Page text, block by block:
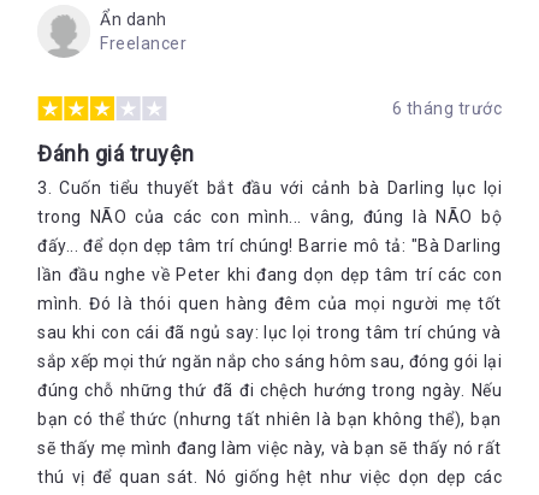
Ẩn danh
Freelancer
6 tháng trước
Đánh giá truyện
3. Cuốn tiểu thuyết bắt đầu với cảnh bà Darling lục lọi
trong NÃO của các con mình... vâng, đúng là NÃO bộ
đấy... để dọn dẹp tâm trí chúng! Barrie mô tả: "Bà Darling
lần đầu nghe về Peter khi đang dọn dẹp tâm trí các con
mình. Đó là thói quen hàng đêm của mọi người mẹ tốt
sau khi con cái đã ngủ say: lục lọi trong tâm trí chúng và
sắp xếp mọi thứ ngăn nắp cho sáng hôm sau, đóng gói lại
đúng chỗ những thứ đã đi chệch hướng trong ngày. Nếu
bạn có thể thức (nhưng tất nhiên là bạn không thể), bạn
sẽ thấy mẹ mình đang làm việc này, và bạn sẽ thấy nó rất
thú vị để quan sát. Nó giống hệt như việc dọn dẹp các